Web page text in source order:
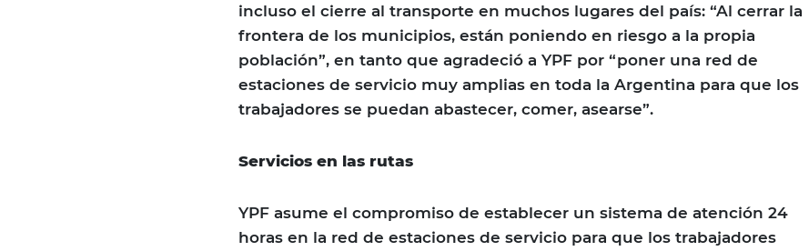
incluso el cierre al transporte en muchos lugares del país: “Al cerrar la
frontera de los municipios, están poniendo en riesgo a la propia
población”, en tanto que agradeció a YPF por “poner una red de
estaciones de servicio muy amplias en toda la Argentina para que los
trabajadores se puedan abastecer, comer, asearse”.
Servicios en las rutas
YPF asume el compromiso de establecer un sistema de atención 24
horas en la red de estaciones de servicio para que los trabajadores